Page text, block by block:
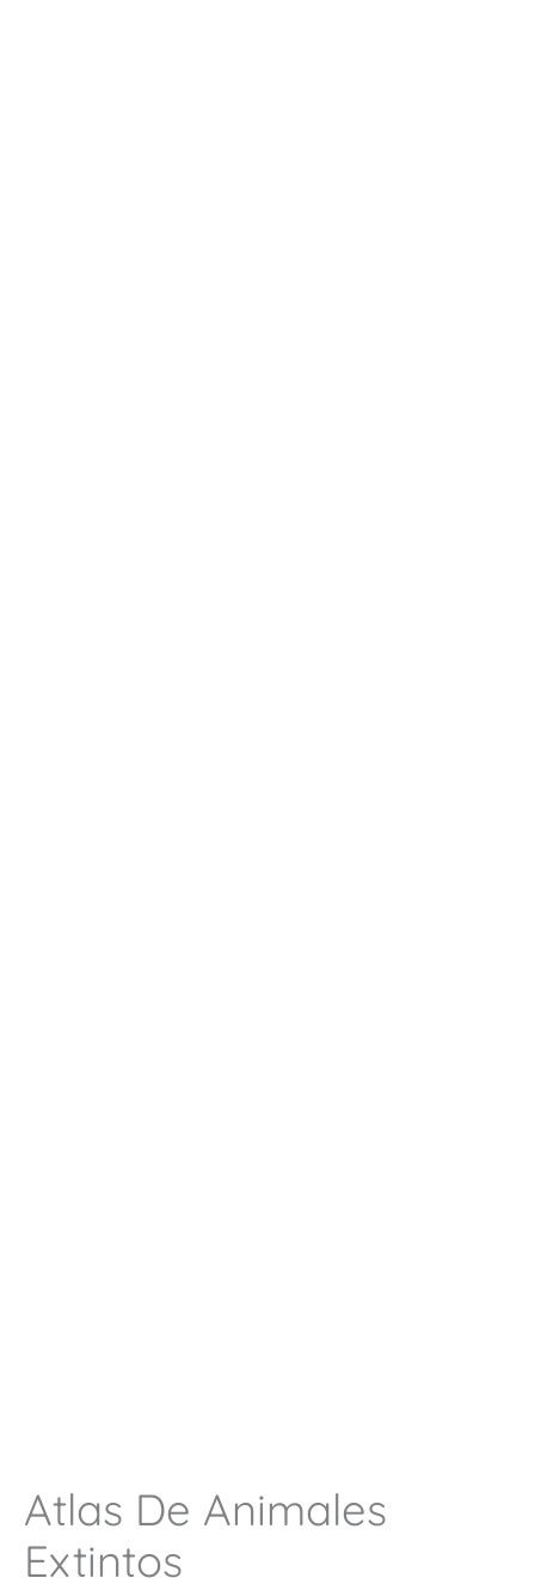
Atlas De Animales
Extintos